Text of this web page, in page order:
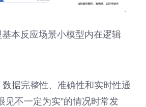
基本反应场景小模型内在逻辑
据完整性、准确性和实时性通
见不一定为实”的情况时常发